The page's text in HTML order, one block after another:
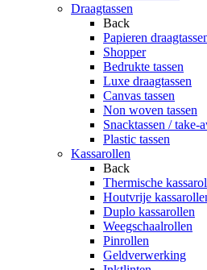
Draagtassen
Back
Papieren
Shopper
Bedrukte tassen
Luxe draagtassen
Canvas tassen
Non woven tassen
Snacktassen / take-
Plastic tassen
Kassarollen
Back
Thermische
Houtvrije
Duplo kassarollen
Weegschaalrollen
Pinrollen
Geldverwerking